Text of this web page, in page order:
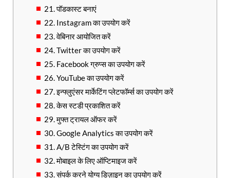
21. पॉडकास्ट बनाएं
22. Instagram का उपयोग करें
23. वेबिनार आयोजित करें
24. Twitter का उपयोग करें
25. Facebook ग्रुप्स का उपयोग करें
26. YouTube का उपयोग करें
27. इन्फ्लुएंसर मार्केटिंग प्लेटफॉर्म्स का उपयोग करें
28. केस स्टडी प्रकाशित करें
29. मुफ्त ट्रायल ऑफर करें
30. Google Analytics का उपयोग करें
31. A/B टेस्टिंग का उपयोग करें
32. मोबाइल के लिए ऑप्टिमाइज करें
33. संपर्क करने योग्य डिज़ाइन का उपयोग करें